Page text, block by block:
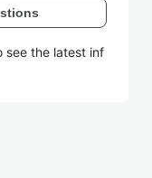
see the latest inf